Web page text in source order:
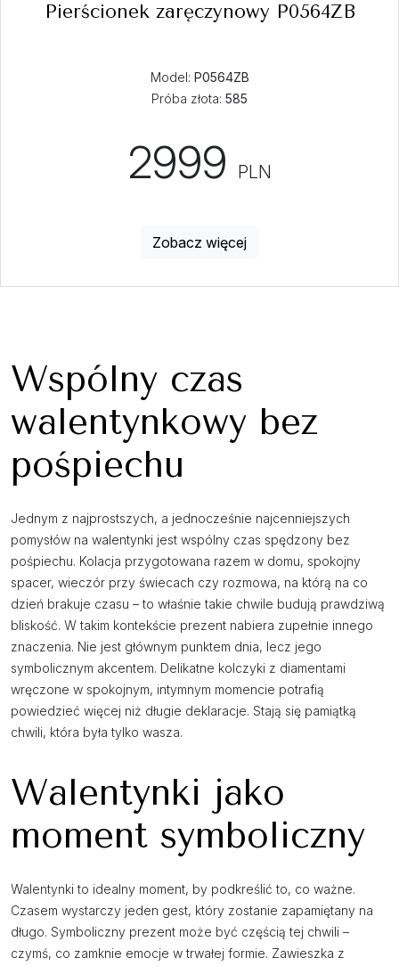
Pierścionek zaręczynowy P0564ZB
Model: P0564ZB
Próba złota: 585
2999 PLN
Zobacz więcej
Wspólny czas
walentynkowy bez
pośpiechu
Jednym z najprostszych, a jednocześnie najcenniejszych
pomysłów na walentynki jest wspólny czas spędzony bez
pośpiechu. Kolacja przygotowana razem w domu, spokojny
spacer, wieczór przy świecach czy rozmowa, na którą na co
dzień brakuje czasu – to właśnie takie chwile budują prawdziwą
bliskość. W takim kontekście prezent nabiera zupełnie innego
znaczenia. Nie jest głównym punktem dnia, lecz jego
symbolicznym akcentem. Delikatne kolczyki z diamentami
wręczone w spokojnym, intymnym momencie potrafią
powiedzieć więcej niż długie deklaracje. Stają się pamiątką
chwili, która była tylko wasza.
Walentynki jako
moment symboliczny
Walentynki to idealny moment, by podkreślić to, co ważne.
Czasem wystarczy jeden gest, który zostanie zapamiętany na
długo. Symboliczny prezent może być częścią tej chwili –
czymś, co zamknie emocje w trwałej formie. Zawieszka z